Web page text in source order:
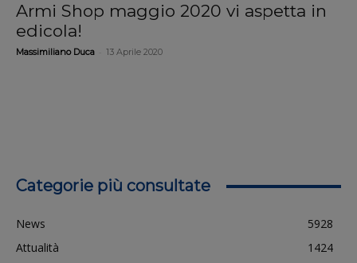
Armi Shop maggio 2020 vi aspetta in
edicola!
Massimiliano Duca 13 Aprile 2020
Categorie più consultate
News
5928
Attualità
1424